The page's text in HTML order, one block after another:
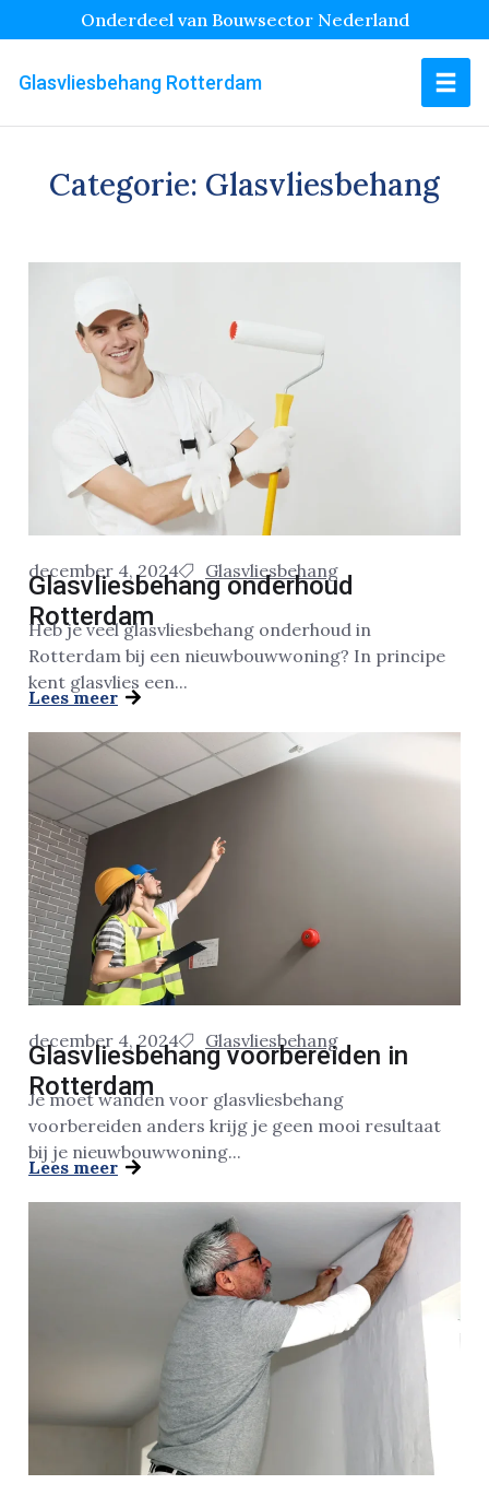
Onderdeel van Bouwsector Nederland
Glasvliesbehang Rotterdam
Categorie: Glasvliesbehang
december 4, 2024 Glasvliesbehang
Glasvliesbehang onderhoud
Rotterdam
Heb je veel glasvliesbehang onderhoud in
Rotterdam bij een nieuwbouwwoning? In principe
kent glasvlies een...
Lees meer
december 4, 2024 Glasvliesbehang
Glasvliesbehang voorbereiden in
Rotterdam
Je moet wanden voor glasvliesbehang
voorbereiden anders krijg je geen mooi resultaat
bij je nieuwbouwwoning...
Lees meer